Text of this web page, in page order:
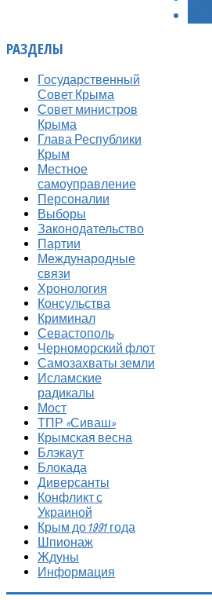
РАЗДЕЛЫ
Государственный
Совет Крыма
Совет министров
Крыма
Глава Республики
Крым
Местное
самоуправление
Персоналии
Выборы
Законодательство
Партии
Международные
связи
Хронология
Консульства
Криминал
Севастополь
Черноморский флот
Самозахваты земли
Исламские
радикалы
Мост
ТПР «Сиваш»
Крымская весна
Блэкаут
Блокада
Диверсанты
Конфликт с
Украиной
Крым до 1991 года
Шпионаж
Ждуны
Информация